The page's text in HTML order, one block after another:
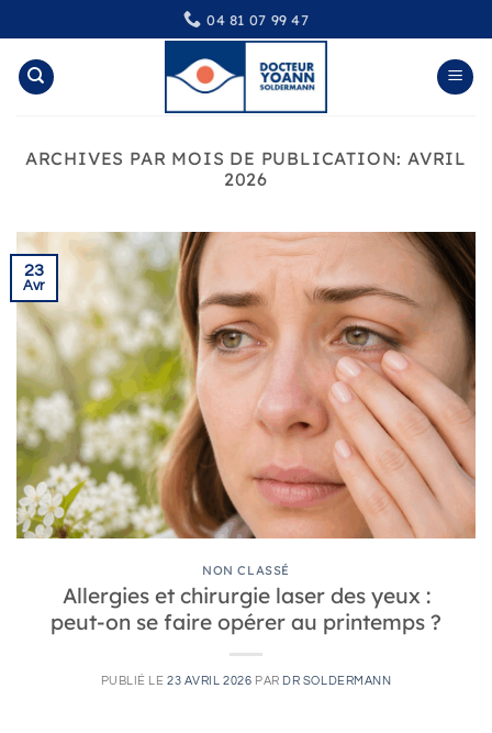
au
contenu
04 81 07 99 47
ARCHIVES PAR MOIS DE PUBLICATION:AVRIL
2026
23
Avr
NON CLASSÉ
Allergies et chirurgie laser des yeux :
peut-on se faire opérer au printemps ?
PUBLIÉ LE23 AVRIL 2026 PAR DR SOLDERMANN